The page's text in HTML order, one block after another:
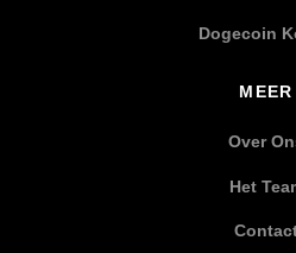
Dogecoin
MEER
Over
Het